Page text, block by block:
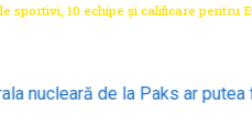
de la Paks ar putea fi